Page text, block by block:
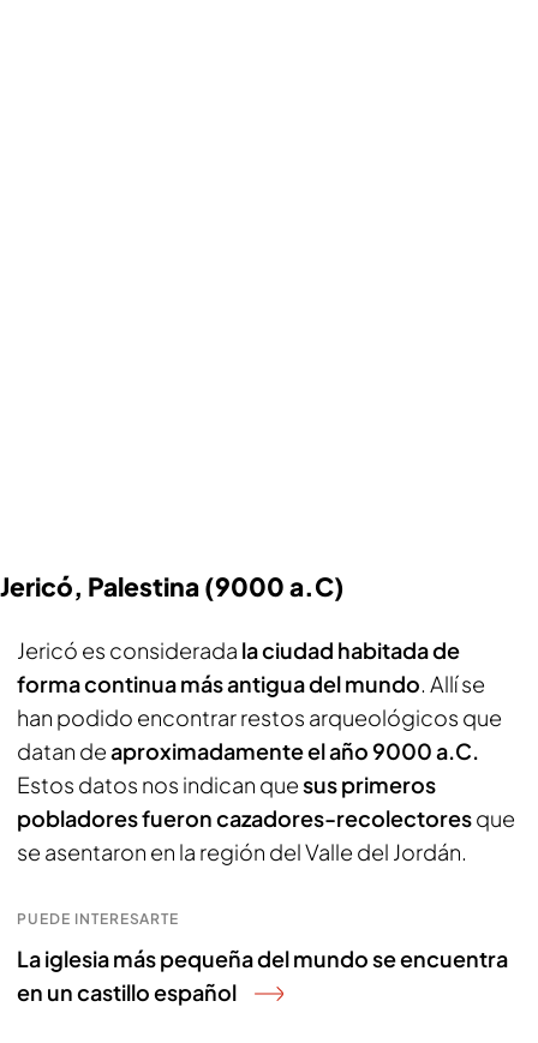
Jericó, Palestina (9000 a.C)
Jericó es considerada la ciudad habitada de
forma continua más antigua del mundo. Allí se
han podido encontrar restos arqueológicos que
datan deaproximadamente el año 9000 a.C.
Estos datos nos indican quesus primeros
pobladores fueron cazadores-recolectoresque
se asentaron en la región del Valle del Jordán.
PUEDE INTERESARTE
La iglesia más pequeña del mundo se encuentra
en un castillo español